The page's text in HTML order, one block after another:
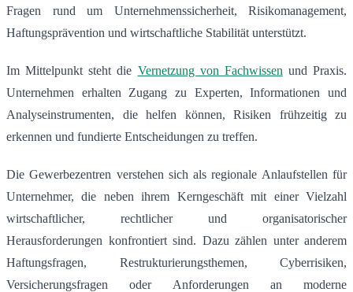
Fragen rund um Unternehmenssicherheit, Risikomanagement,
Haftungsprävention und wirtschaftliche Stabilität unterstützt.
Im Mittelpunkt steht die Vernetzung von Fachwissen und Praxis.
Unternehmen erhalten Zugang zu Experten, Informationen und
Analyseinstrumenten, die helfen können, Risiken frühzeitig zu
erkennen und fundierte Entscheidungen zu treffen.
Die Gewerbezentren verstehen sich als regionale Anlaufstellen für
Unternehmer, die neben ihrem Kerngeschäft mit einer Vielzahl
wirtschaftlicher, rechtlicher und organisatorischer
Herausforderungen konfrontiert sind. Dazu zählen unter anderem
Haftungsfragen, Restrukturierungsthemen, Cyberrisiken,
Versicherungsfragen oder Anforderungen an moderne